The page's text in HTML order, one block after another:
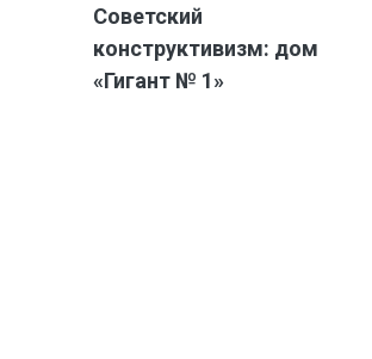
Советский
конструктивизм: дом
«Гигант № 1»